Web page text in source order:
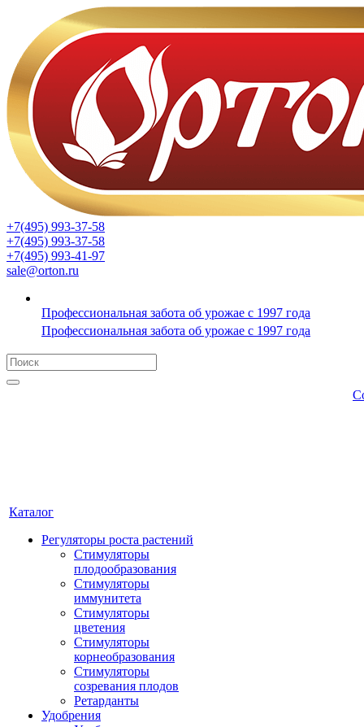
+7(495) 993-37-58
+7(495) 993-37-58
+7(495) 993-41-97
sale@orton.ru
Профессиональная забота об урожае с 1997 года
Профессиональная забота об урожае с 1997 года
Каталог
Регуляторы роста растений
Стимуляторы
плодообразования
Стимуляторы
иммунитета
Стимуляторы
цветения
Стимуляторы
корнеобразования
Стимуляторы
созревания плодов
Ретарданты
Удобрения